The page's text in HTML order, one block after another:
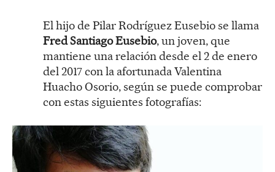
El hijo de Pilar Rodríguez Eusebio se llama
Fred Santiago Eusebio, un joven, que
mantiene una relación desde el 2 de enero
del 2017 con la afortunada Valentina
Huacho Osorio, según se puede comprobar
con estas siguientes fotografías: